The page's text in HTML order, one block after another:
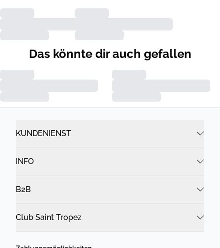
Das könnte dir auch gefallen
KUNDENIENST
INFO
B2B
Club Saint Tropez